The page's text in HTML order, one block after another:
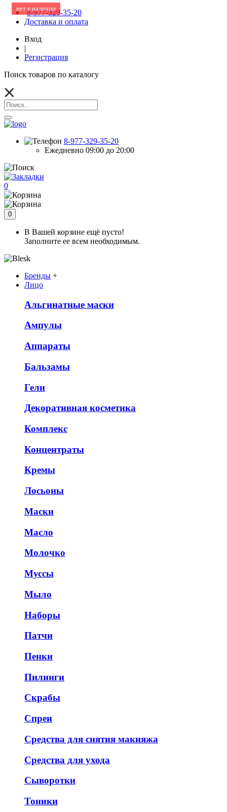
8-977-329-35-20
Доставка и оплата
Вход
|
Регистрация
Поиск товаров по каталогу
8-977-329-35-20
Ежедневно 09:00 до 20:00
0
0
В Вашей корзине ещё пусто!
Заполните ее всем необходимым.
Бренды +
Лицо
Альгинатные маски
Ампулы
Аппараты
Бальзамы
Гели
Декоративная косметика
Комплекс
Концентраты
Кремы
Лосьоны
Маски
Масло
Молочко
Муссы
Мыло
Наборы
Патчи
Пенки
Пилинги
Скрабы
Спреи
Средства для снятия макияжа
Средства для ухода
Сыворотки
Тоники
нет в наличии